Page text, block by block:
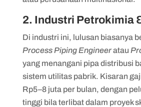
2. Industri Petrokimia
Di industri ini, lulusan biasanya
Process Piping Engineeratau
yang menangani pipa distribusi
sistem utilitas pabrik. Kisaran
Rp5–8 juta per bulan, dengan
tinggi bila terlibat dalam proyek